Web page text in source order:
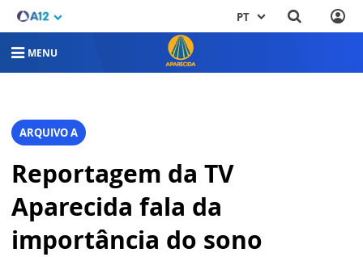
PT
MENU
ARQUIVO A
Reportagem da TV
Aparecida fala da
importância do sono